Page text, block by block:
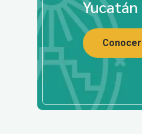
Yucatán